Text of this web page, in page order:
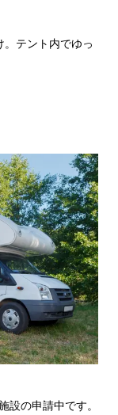
テント内でゆっ
設の申請中です。